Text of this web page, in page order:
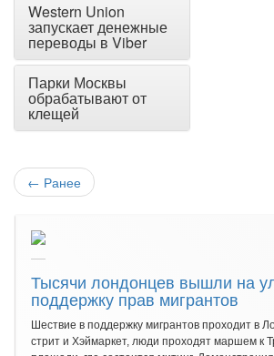
Western Union
запускает денежные
переводы в Viber
Парки Москвы
обрабатывают от
клещей
← Ранее
Тысячи лондонцев вышли на
поддержку прав мигрантов
Шествие в поддержку мигрантов проходит в
стрит и Хэймаркет, люди проходят маршем к